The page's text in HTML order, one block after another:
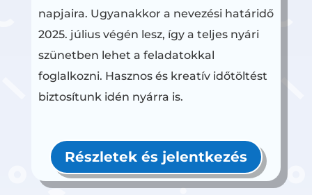
napjaira. Ugyanakkor a nevezési határidő
2025. július végén lesz, így a teljes nyári
szünetben lehet a feladatokkal
foglalkozni. Hasznos és kreatív időtöltést
biztosítunk idén nyárra is.
Részletek és jelentkezés